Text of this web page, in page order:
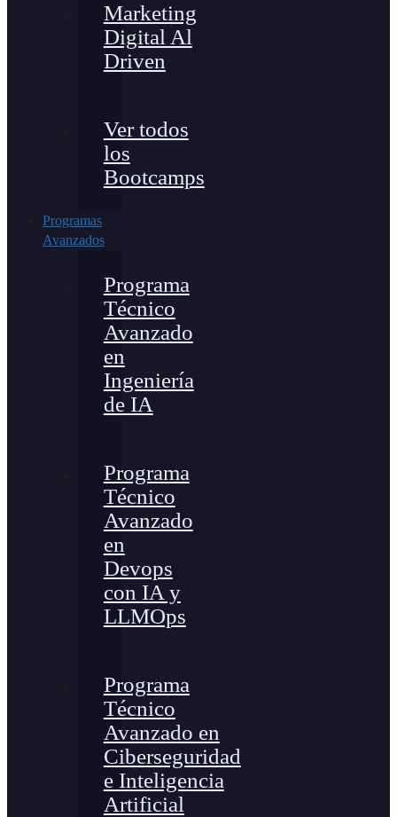
Marketing
Digital Al
Driven
Ver todos
los
Bootcamps
Programas
Avanzados
Programa
Técnico
Avanzado
en
Ingeniería
de IA
Programa
Técnico
Avanzado
en
Devops
con IA y
LLMOps
Programa
Técnico
Avanzado en
Ciberseguridad
e Inteligencia
Artificial